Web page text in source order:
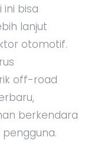
ini bisa
lanjut
otomotif.
off-road
berkendara